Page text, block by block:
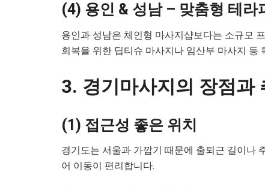
(4) 용인 & 성남 – 맞춤형 테라
용인과 성남은 체인형 마사지샵보다는 소규모
회복을 위한 딥티슈 마사지나 임산부 마사지 등
3. 경기마사지의 장점과
(1) 접근성 좋은 위치
경기도는 서울과 가깝기 때문에 출퇴근 길이나
어 이동이 편리합니다.